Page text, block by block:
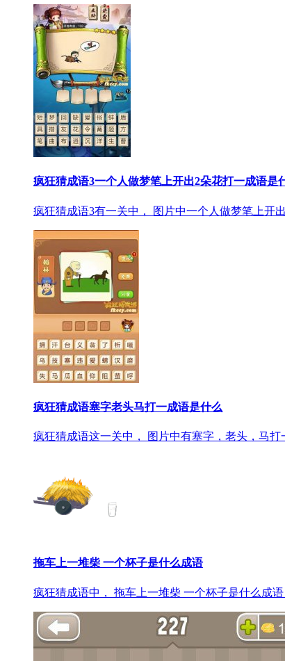
疯狂猜成语3一个人做梦笔上开出2朵花打一成语是
疯狂猜成语3有一关中， 图片中一个人做梦笔上开
疯狂猜成语塞字老头马打一成语是什么
疯狂猜成语这一关中， 图片中有塞字，老头，马
拖车上一堆柴 一个杯子是什么成语
疯狂猜成语中， 拖车上一堆柴 一个杯子是什么成